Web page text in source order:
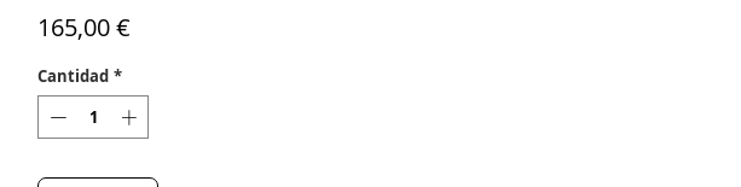
165,00 €
Cantidad *